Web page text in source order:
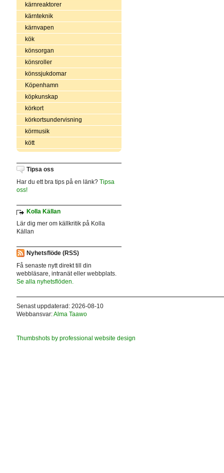
kärnreaktorer
kärnteknik
kärnvapen
kök
könsorgan
könsroller
könssjukdomar
Köpenhamn
köpkunskap
körkort
körkortsundervisning
körmusik
kött
Tipsa oss
Har du ett bra tips på en länk? Tipsa
oss!
Kolla Källan
Lär dig mer om källkritik på Kolla
Källan
Nyhetsflöde (RSS)
Få senaste nytt direkt till din
webbläsare, intranät eller webbplats.
Se alla nyhetsflöden.
Senast uppdaterad: 2026-08-10
Webbansvar:Alma Taawo
Thumbshots by professional website design